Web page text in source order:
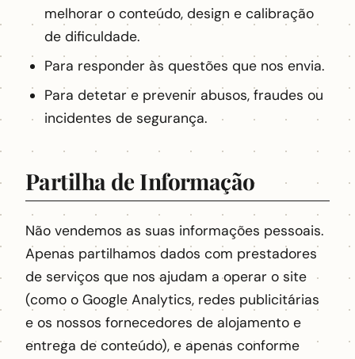
melhorar o conteúdo, design e calibração
de dificuldade.
Para responder às questões que nos envia.
Para detetar e prevenir abusos, fraudes ou
incidentes de segurança.
Partilha de Informação
Não vendemos as suas informações pessoais.
Apenas partilhamos dados com prestadores
de serviços que nos ajudam a operar o site
(como o Google Analytics, redes publicitárias
e os nossos fornecedores de alojamento e
entrega de conteúdo), e apenas conforme